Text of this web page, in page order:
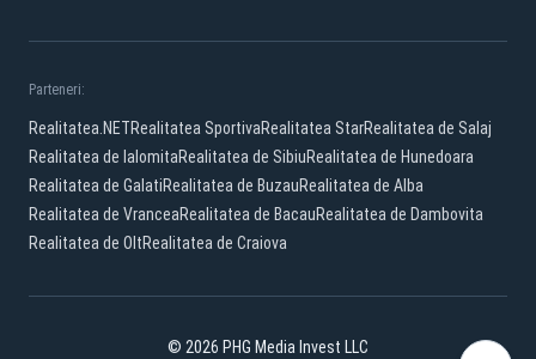
Parteneri:
Realitatea.NETRealitatea SportivaRealitatea StarRealitatea de Salaj
Realitatea de IalomitaRealitatea de SibiuRealitatea de Hunedoara
Realitatea de GalatiRealitatea de BuzauRealitatea de Alba
Realitatea de VranceaRealitatea de BacauRealitatea de Dambovita
Realitatea de OltRealitatea de Craiova
© 2026 PHG Media Invest LLC